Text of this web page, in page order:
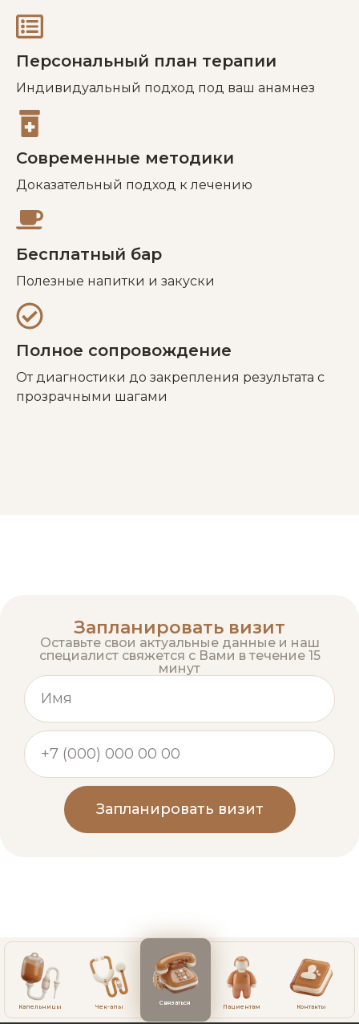
Персональный план терапии
Индивидуальный подход под ваш анамнез
Современные методики
Доказательный подход к лечению
Бесплатный бар
Полезные напитки и закуски
Полное сопровождение
От диагностики до закрепления результата с
прозрачными шагами
Запланировать визит
Оставьте свои актуальные данные и наш
специалист свяжется с Вами в течение 15
минут
Запланировать визит
Капельницы Чек-апы
Связаться
Пациентам Контакты